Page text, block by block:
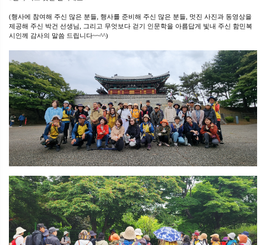
(행사에 참여해 주신 많은 분들, 행사를 준비해 주신 많은 분들, 멋진 사진과 동영상을
제공해 주신 박건 선생님, 그리고 무엇보다 걷기 인문학을 아름답게 빛내 주신 함민복
시인께 감사의 말씀 드립니다~~^^)